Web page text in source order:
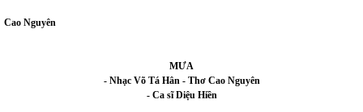
Cao Nguyên
MƯA
- Nhạc Võ Tá Hân - Thơ Cao Nguyên
- Ca sĩ Diệu Hiền